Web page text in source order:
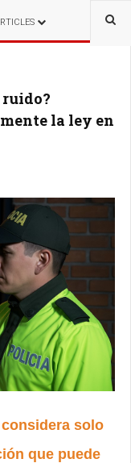
la ley en
solo
que puede